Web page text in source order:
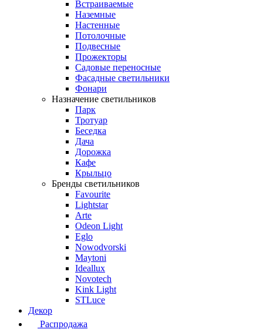
Встраиваемые
Наземные
Настенные
Потолочные
Подвесные
Прожекторы
Садовые переносные
Фасадные светильники
Фонари
Назначение светильников
Парк
Тротуар
Беседка
Дача
Дорожка
Кафе
Крыльцо
Бренды светильников
Favourite
Lightstar
Arte
Odeon Light
Eglo
Nowodvorski
Maytoni
Ideallux
Novotech
Kink Light
STLuce
Декор
Распродажа